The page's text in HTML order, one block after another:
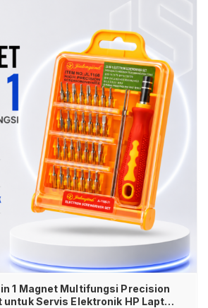
in 1 Magnet Multifungsi Precision
Servis Elektronik HP Laptop